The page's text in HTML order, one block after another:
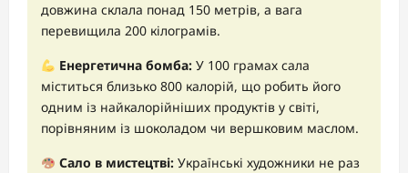
довжина склала понад 150 метрів, а вага
перевищила 200 кілограмів.
Енергетична бомба:У 100 грамах сала
міститься близько 800 калорій, що робить його
одним із найкалорійніших продуктів у світі,
порівняним із шоколадом чи вершковим маслом.
Сало в мистецтві:Українські художники не раз